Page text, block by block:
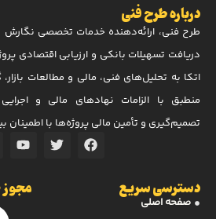
درباره طرح فنی
طرح فنی، ارائه‌دهنده خدمات تخصصی نگارش
دریافت تسهیلات بانکی و ارزیابی اقتصادی
اتکا به تحلیل‌های فنی، مالی و مطالعات
منطبق با الزامات نهادهای مالی و
تصمیم‌گیری و تأمین مالی پروژه‌ها با اطمینان
دسترسی سریع
صفحه اصلی